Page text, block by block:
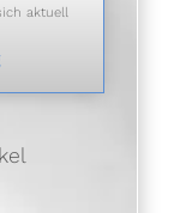
aktuell